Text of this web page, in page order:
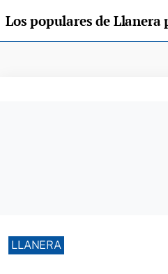
LLANERA